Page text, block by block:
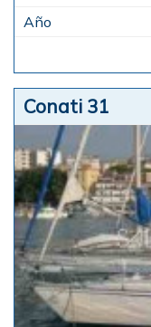
Conati 31